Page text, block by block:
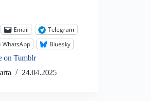
Email
Telegram
WhatsApp
Bluesky
on Tumblr
24.04.2025